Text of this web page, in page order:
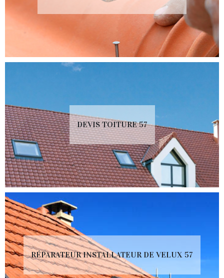
DEVIS TOITURE 57
RÉPARATEUR INSTALLATEUR DE VELUX 57